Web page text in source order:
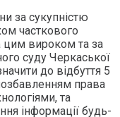
за сукупністю
часткового
цим вироком та за
суду Черкаської
до відбуття 5
права
та
інформації будь-